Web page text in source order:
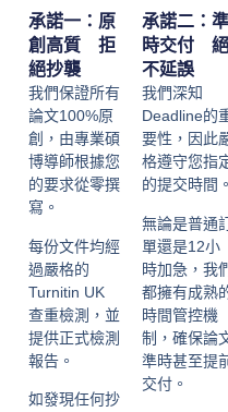
承諾一：原
創高質 拒
絕抄襲
我們保證所有
論文100%原
創，由專業碩
博導師根據您
的要求從零撰
寫。
每份文件均經
過嚴格的
Turnitin UK
查重檢測，並
提供正式檢測
報告。
如發現任何抄
承諾二：準
時交付 絕
不延誤
我們深知
Deadline的
要性，因此
格遵守您指
的提交時間。
無論是普通
單還是12小
時加急，我
都擁有成熟
時間管控機
制，確保論
準時甚至提
交付。